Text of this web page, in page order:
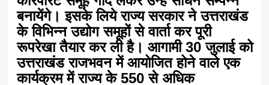
बनायेंगे। इसके लिये राज्य सरकार ने उत्तराखंड
के विभिन्न उद्योग समूहों से वार्ता कर पूरी
रूपरेखा तैयार कर ली है। आगामी 30 जुलाई को
उत्तराखंड राजभवन में आयोजित होने वाले एक
कार्यक्रम में राज्य के 550 से अधिक